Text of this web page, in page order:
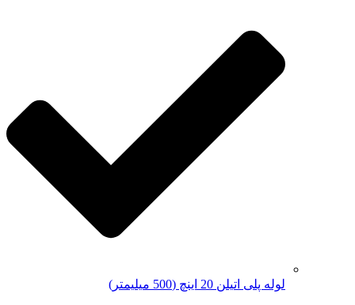
لوله پلی اتیلن 20 اینچ (500 میلیمتر)